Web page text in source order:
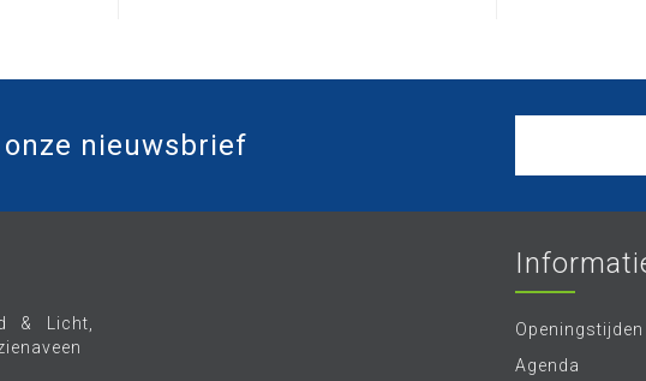
nieuwsbrief
& Licht,
Openingstijden
Agenda